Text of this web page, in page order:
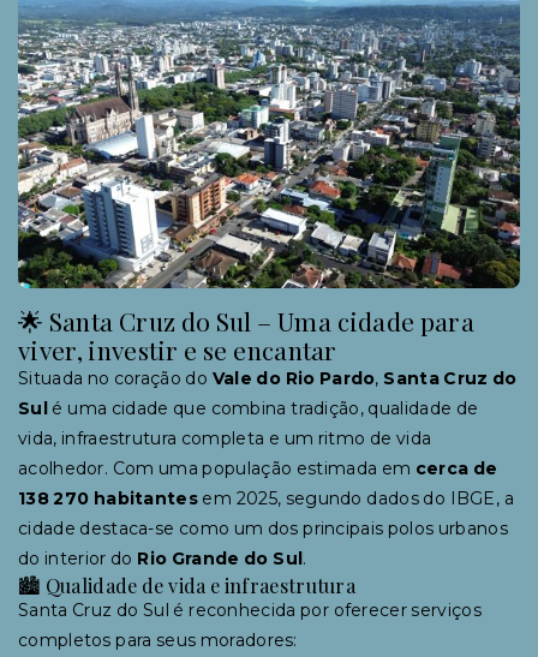
🌟 Santa Cruz do Sul – Uma cidade para
viver, investir e se encantar
Situada no coração do Vale do Rio Pardo, Santa Cruz do
Sulé uma cidade que combina tradição, qualidade de
vida, infraestrutura completa e um ritmo de vida
acolhedor. Com uma população estimada em cerca de
138 270 habitantesem 2025, segundo dados do IBGE, a
cidade destaca-se como um dos principais polos urbanos
do interior do Rio Grande do Sul.
🏙 Qualidade de vida e infraestrutura
Santa Cruz do Sul é reconhecida por oferecer serviços
completos para seus moradores: